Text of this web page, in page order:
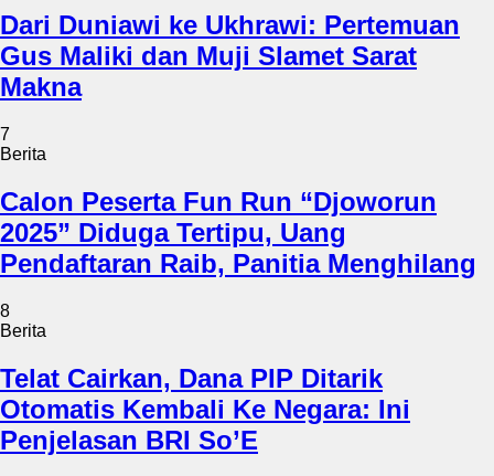
Dari Duniawi ke Ukhrawi: Pertemuan
Gus Maliki dan Muji Slamet Sarat
Makna
7
Berita
Calon Peserta Fun Run “Djoworun
2025” Diduga Tertipu, Uang
Pendaftaran Raib, Panitia Menghilang
8
Berita
Telat Cairkan, Dana PIP Ditarik
Otomatis Kembali Ke Negara: Ini
Penjelasan BRI So’E